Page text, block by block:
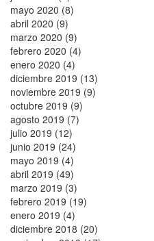
mayo 2020 (8)
abril 2020 (9)
marzo 2020 (9)
febrero 2020 (4)
enero 2020 (4)
diciembre 2019 (13)
noviembre 2019 (9)
octubre 2019 (9)
agosto 2019 (7)
julio 2019 (12)
junio 2019 (24)
mayo 2019 (4)
abril 2019 (49)
marzo 2019 (3)
febrero 2019 (19)
enero 2019 (4)
diciembre 2018 (20)